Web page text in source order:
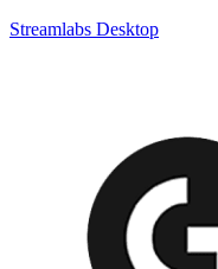
Streamlabs Desktop